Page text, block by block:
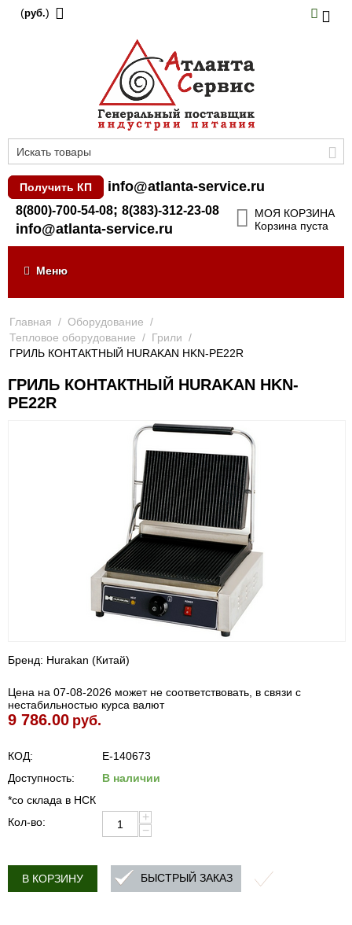
(руб.)
Получить КП info@atlanta-service.ru
8(800)-700-54-08; 8(383)-312-23-08
info@atlanta-service.ru
МОЯ КОРЗИНА
Корзина пуста
Меню
Главная / Оборудование /
Тепловое оборудование / Грили /
ГРИЛЬ КОНТАКТНЫЙ HURAKAN HKN-PE22R
ГРИЛЬ КОНТАКТНЫЙ HURAKAN HKN-
PE22R
Бренд: Hurakan (Китай)
Цена на 07-08-2026 может не соответствовать, в связи с
нестабильностью курса валют
9 786.00 руб.
КОД:
E-140673
Доступность:
В наличии
*со склада в НСК
Кол-во:
+
−
В КОРЗИНУ БЫСТРЫЙ ЗАКАЗ